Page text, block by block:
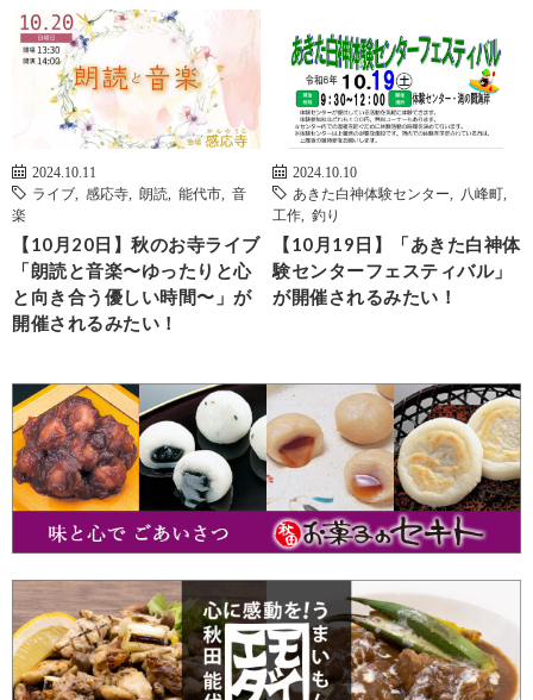
2024.10.11
ライブ
感応寺 朗読 能代市
音
楽
【10月20日】秋のお寺ライブ
「朗読と音楽〜ゆったりと心
と向き合う優しい時間〜」が
開催されるみたい！
2024.10.10
あきた白神体験センター
八峰町
工作
釣り
【10月19日】「あきた白神体
験センターフェスティバル」
が開催されるみたい！